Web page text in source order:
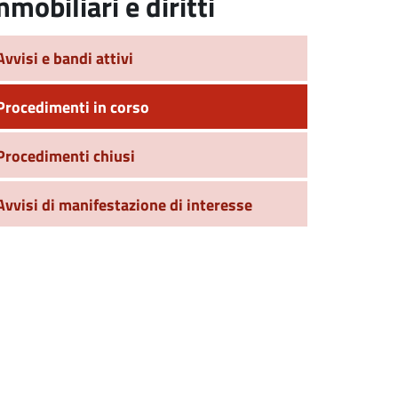
e bandi attivi
in corso
chiusi
di manifestazione di interesse